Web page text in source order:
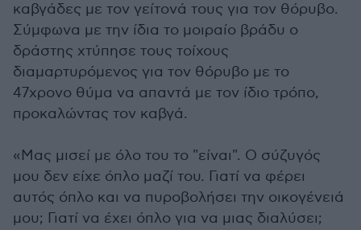
καβγάδες με τον γείτονά τους για τον θόρυβο.
Σύμφωνα με την ίδια το μοιραίο βράδυ ο
δράστης χτύπησε τους τοίχους
διαμαρτυρόμενος για τον θόρυβο με το
47χρονο θύμα να απαντά με τον ίδιο τρόπο,
προκαλώντας τον καβγά.
«Μας μισεί με όλο του το "είναι". Ο σύζυγός
μου δεν είχε όπλο μαζί του. Γιατί να φέρει
αυτός όπλο και να πυροβολήσει την οικογένειά
μου; Γιατί να έχει όπλο για να μιας διαλύσει;